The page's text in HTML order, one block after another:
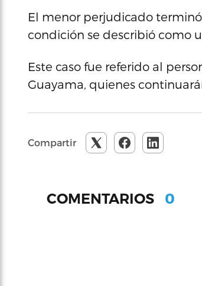
El menor perjudicado
condición se describió como
Este caso fue referido al
Guayama, quienes
Compartir
COMENTARIOS 0